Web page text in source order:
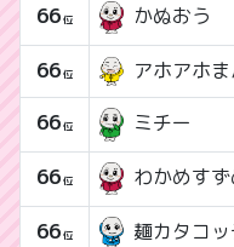
66位 かぬおう
66位 アホアホ
66位 ミチー
66位 わかめす
66位 麺カタコッ